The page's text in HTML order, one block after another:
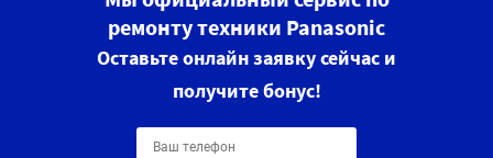
ремонту техники Panasonic
Оставьте онлайн заявку сейчас и
получите бонус!